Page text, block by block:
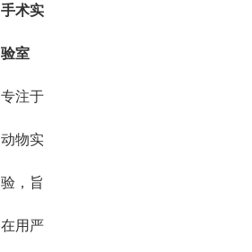
手术实
验室
专注于
动物实
验，旨
在用严